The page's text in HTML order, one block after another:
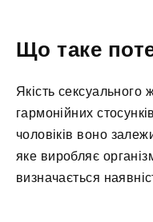
Що таке
Якість сексуального
гармонійних
чоловіків воно
яке виробляє
визначається